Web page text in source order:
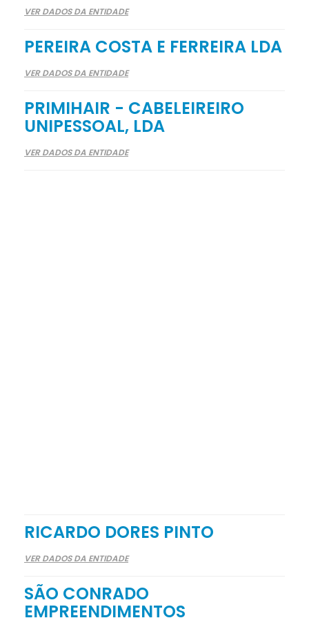
VER DADOS DA ENTIDADE
PEREIRA COSTA E FERREIRA LDA
VER DADOS DA ENTIDADE
PRIMIHAIR - CABELEIREIRO
UNIPESSOAL, LDA
VER DADOS DA ENTIDADE
RICARDO DORES PINTO
VER DADOS DA ENTIDADE
SÃO CONRADO
EMPREENDIMENTOS